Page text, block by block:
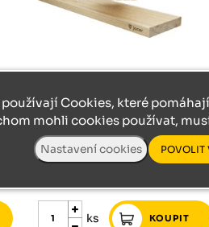
26/146/4000 terasové
prkno borovice
jemná/hrubá A/B
skladem
ks
používají Cookies, které
mohli cookies používat,